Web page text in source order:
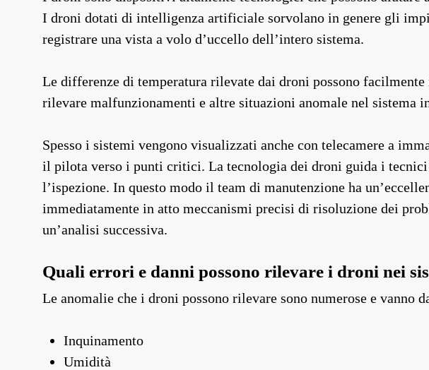
I droni dotati di intelligenza artificiale sorvolano in genere gli
registrare una vista a volo d’uccello dell’intero sistema.
Le differenze di temperatura rilevate dai droni possono
rilevare malfunzionamenti e altre situazioni anomale nel sistema
Spesso i sistemi vengono visualizzati anche con telecamere a
il pilota verso i punti critici. La tecnologia dei droni guida i
l’ispezione. In questo modo il team di manutenzione ha
immediatamente in atto meccanismi precisi di risoluzione dei
un’analisi successiva.
Quali errori e danni possono rilevare i droni nei
Le anomalie che i droni possono rilevare sono numerose e
Inquinamento
Umidità